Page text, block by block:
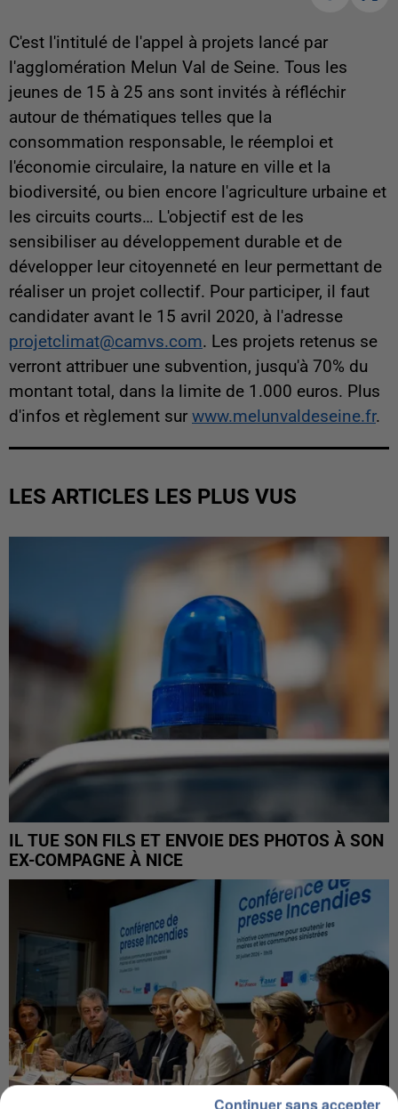
C'est l'intitulé de l'appel à projets lancé par
l'agglomération Melun Val de Seine. Tous les
jeunes de 15 à 25 ans sont invités à réfléchir
autour de thématiques telles que la
consommation responsable, le réemploi et
l'économie circulaire, la nature en ville et la
biodiversité, ou bien encore l'agriculture urbaine et
les circuits courts… L'objectif est de les
sensibiliser au développement durable et de
développer leur citoyenneté en leur permettant de
réaliser un projet collectif. Pour participer, il faut
candidater avant le 15 avril 2020, à l'adresse
projetclimat@camvs.com. Les projets retenus se
verront attribuer une subvention, jusqu'à 70% du
montant total, dans la limite de 1.000 euros. Plus
d'infos et règlement sur www.melunvaldeseine.fr.
LES ARTICLES LES PLUS VUS
IL TUE SON FILS ET ENVOIE DES PHOTOS À SON
EX-COMPAGNE À NICE
Continuer sans accepter